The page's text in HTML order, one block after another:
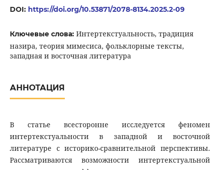
DOI: https://doi.org/10.53871/2078-8134.2025.2-09
Ключевые слова: Интертекстуальность, традиция
назира, теория мимесиса, фольклорные тексты,
западная и восточная литература
АННОТАЦИЯ
В статье всесторонне исследуется феномен
интертекстуальности в западной и восточной
литературе с историко-сравнительной перспективы.
Рассматриваются возможности интертекстуальной